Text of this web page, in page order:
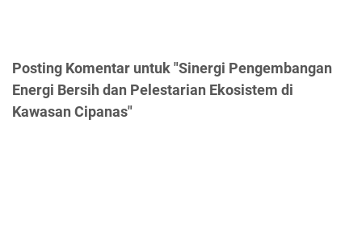
Posting Komentar untuk "Sinergi Pengembangan
Energi Bersih dan Pelestarian Ekosistem di
Kawasan Cipanas"